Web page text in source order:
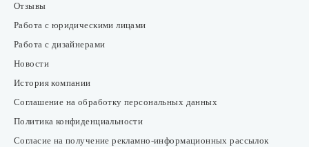
Отзывы
Работа с юридическими лицами
Работа с дизайнерами
Новости
История компании
Соглашение на обработку персональных данных
Политика конфиденциальности
Согласие на получение рекламно-информационных рассылок